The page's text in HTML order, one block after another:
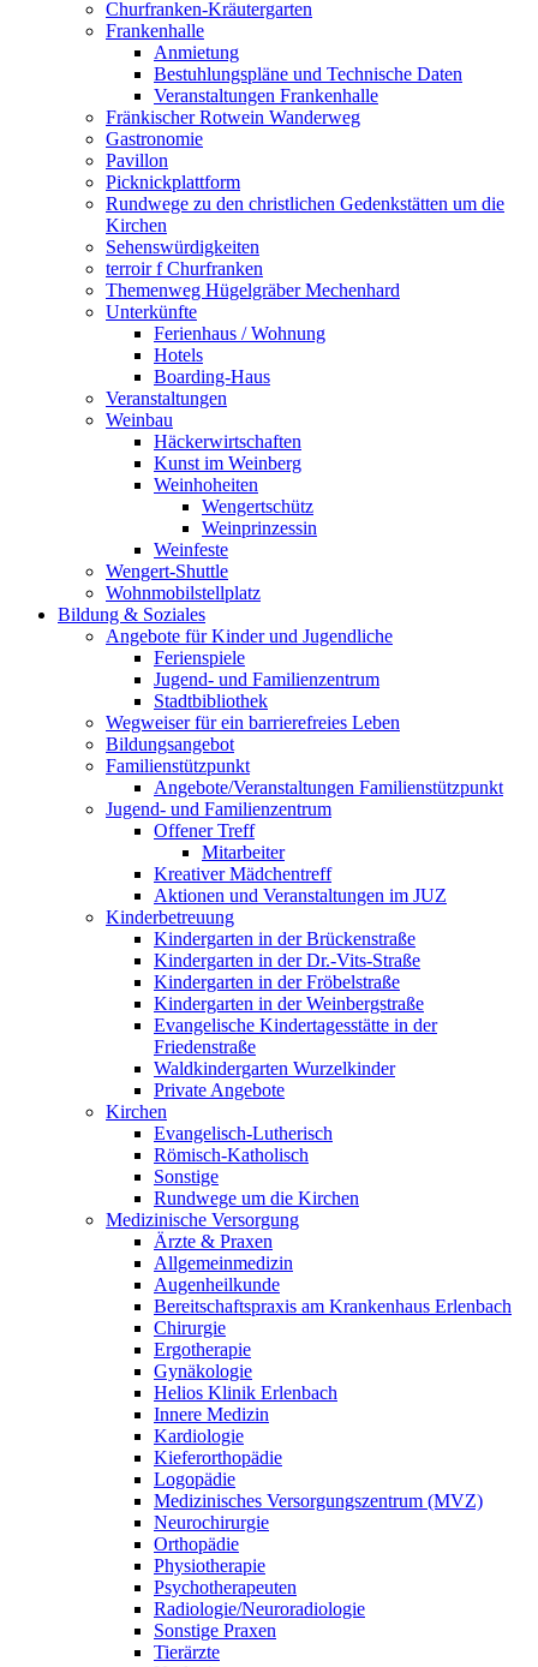
Churfranken-Kräutergarten
Frankenhalle
Anmietung
Bestuhlungspläne und Technische Daten
Veranstaltungen Frankenhalle
Fränkischer Rotwein Wanderweg
Gastronomie
Pavillon
Picknickplattform
Rundwege zu den christlichen Gedenkstätten um die
Kirchen
Sehenswürdigkeiten
terroir f Churfranken
Themenweg Hügelgräber Mechenhard
Unterkünfte
Ferienhaus / Wohnung
Hotels
Boarding-Haus
Veranstaltungen
Weinbau
Häckerwirtschaften
Kunst im Weinberg
Weinhoheiten
Wengertschütz
Weinprinzessin
Weinfeste
Wengert-Shuttle
Wohnmobilstellplatz
Bildung & Soziales
Angebote für Kinder und Jugendliche
Ferienspiele
Jugend- und Familienzentrum
Stadtbibliothek
Wegweiser für ein barrierefreies Leben
Bildungsangebot
Familienstützpunkt
Angebote/Veranstaltungen Familienstützpunkt
Jugend- und Familienzentrum
Offener Treff
Mitarbeiter
Kreativer Mädchentreff
Aktionen und Veranstaltungen im JUZ
Kinderbetreuung
Kindergarten in der Brückenstraße
Kindergarten in der Dr.-Vits-Straße
Kindergarten in der Fröbelstraße
Kindergarten in der Weinbergstraße
Evangelische Kindertagesstätte in der
Friedenstraße
Waldkindergarten Wurzelkinder
Private Angebote
Kirchen
Evangelisch-Lutherisch
Römisch-Katholisch
Sonstige
Rundwege um die Kirchen
Medizinische Versorgung
Ärzte & Praxen
Allgemeinmedizin
Augenheilkunde
Bereitschaftspraxis am Krankenhaus Erlenbach
Chirurgie
Ergotherapie
Gynäkologie
Helios Klinik Erlenbach
Innere Medizin
Kardiologie
Kieferorthopädie
Logopädie
Medizinisches Versorgungszentrum (MVZ)
Neurochirurgie
Orthopädie
Physiotherapie
Psychotherapeuten
Radiologie/Neuroradiologie
Sonstige Praxen
Tierärzte